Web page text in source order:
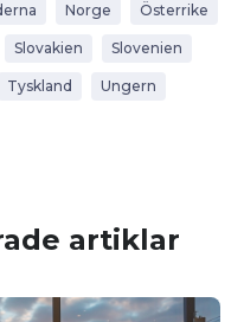
Norge Österrike
Slovakien Slovenien
Tyskland Ungern
artiklar